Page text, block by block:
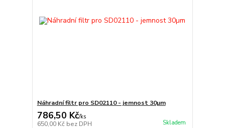
Náhradní filtr pro SD02110 - jemnost 30µm
786,50 Kč/ks
650,00 Kč bez DPH Skladem